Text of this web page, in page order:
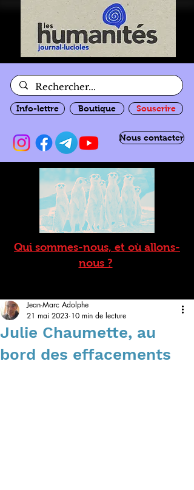
Info-lettre Boutique Souscrire
Nous contacter
Qui sommes-nous, et où allons-
nous ?
Julie Chaumette, au
bord des effacements
Jean-Marc Adolphe
21 mai 2023 10 min de lecture